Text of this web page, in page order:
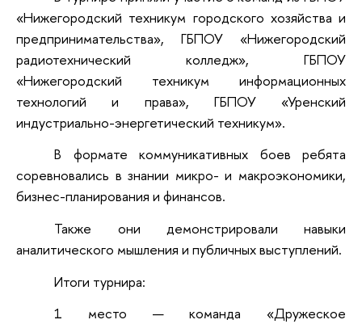
«Нижегородский техникум городского хозяйства и
предпринимательства», ГБПОУ «Нижегородский
радиотехнический колледж», ГБПОУ
«Нижегородский техникум информационных
технологий и права», ГБПОУ «Уренский
индустриально-энергетический техникум».
В формате коммуникативных боев ребята
соревновались в знании микро- и макроэкономики,
бизнес-планирования и финансов.
Также они демонстрировали навыки
аналитического мышления и публичных выступлений.
Итоги турнира:
1 место — команда «Дружеское